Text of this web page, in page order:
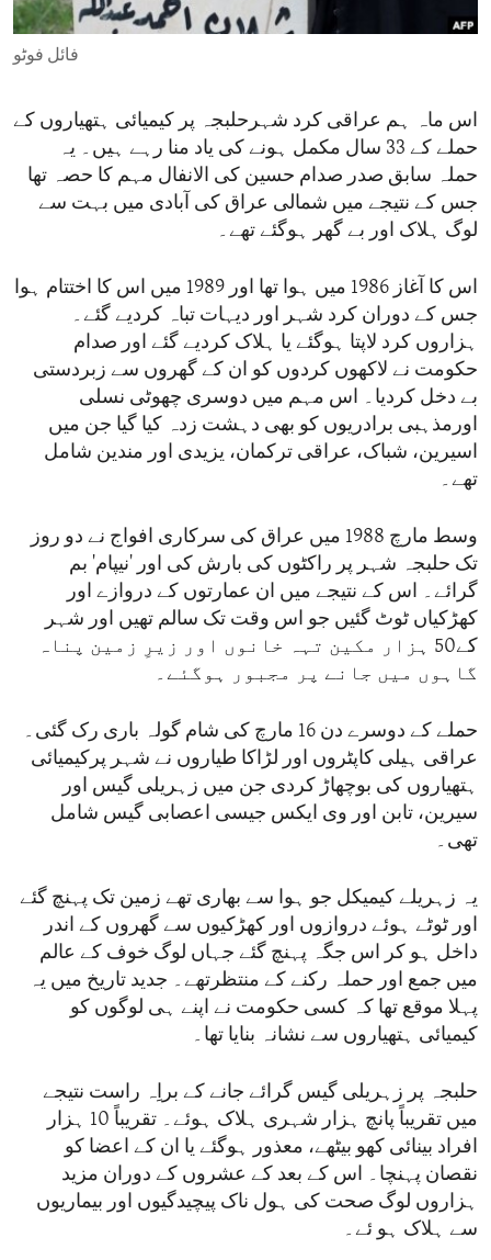
ENVIRONMENT AND HEALTH
IDEALS AND INSTITUTIONS
فائل فوٹو
اس ماہ ہم عراقی کرد شہرحلبجہ پر کیمیائی ہتھیاروں کے
حملے کے 33 سال مکمل ہونے کی یاد منا رہے ہیں۔ یہ
حملہ سابق صدر صدام حسین کی الانفال مہم کا حصہ تھا
جس کے نتیجے میں شمالی عراق کی آبادی میں بہت سے
لوگ ہلاک اور بے گھر ہوگئے تھے۔
اس کا آغاز 1986 میں ہوا تھا اور 1989 میں اس کا اختتام ہوا
جس کے دوران کرد شہر اور دیہات تباہ کردیے گئے۔
ہزاروں کرد لاپتا ہوگئے یا ہلاک کردیے گئے اور صدام
حکومت نے لاکھوں کردوں کو ان کے گھروں سے زبردستی
بے دخل کردیا۔ اس مہم میں دوسری چھوٹی نسلی
اورمذہبی برادریوں کو بھی دہشت زدہ کیا گیا جن میں
اسیرین، شباک، عراقی ترکمان، یزیدی اور مندین شامل
تھے۔
وسط مارچ 1988 میں عراق کی سرکاری افواج نے دو روز
تک حلبجہ شہر پر راکٹوں کی بارش کی اور 'نیپام' بم
گرائے۔ اس کے نتیجے میں ان عمارتوں کے دروازے اور
کھڑکیاں ٹوٹ گئیں جو اس وقت تک سالم تھیں اور شہر
کے50 ہزار مکین تہہ خانوں اور زیرِ زمین پناہ
گاہوں میں جانے پر مجبور ہوگئے۔
حملے کے دوسرے دن 16 مارچ کی شام گولہ باری رک گئی۔
عراقی ہیلی کاپٹروں اور لڑاکا طیاروں نے شہر پرکیمیائی
ہتھیاروں کی بوچھاڑ کردی جن میں زہریلی گیس اور
سیرین، تابن اور وی ایکس جیسی اعصابی گیس شامل
تھی۔
یہ زہریلے کیمیکل جو ہوا سے بھاری تھے زمین تک پہنچ گئے
اور ٹوٹے ہوئے دروازوں اور کھڑکیوں سے گھروں کے اندر
داخل ہو کر اس جگہ پہنچ گئے جہاں لوگ خوف کے عالم
میں جمع اور حملہ رکنے کے منتظرتھے۔ جدید تاریخ میں یہ
پہلا موقع تھا کہ کسی حکومت نے اپنے ہی لوگوں کو
کیمیائی ہتھیاروں سے نشانہ بنایا تھا۔
حلبجہ پر زہریلی گیس گرائے جانے کے براِہ راست نتیجے
میں تقریباً پانچ ہزار شہری ہلاک ہوئے۔ تقریباً 10 ہزار
افراد بینائی کھو بیٹھے، معذور ہوگئے یا ان کے اعضا کو
نقصان پہنچا۔ اس کے بعد کے عشروں کے دوران مزید
ہزاروں لوگ صحت کی ہول ناک پیچیدگیوں اور بیماریوں
سے ہلاک ہو ئے۔